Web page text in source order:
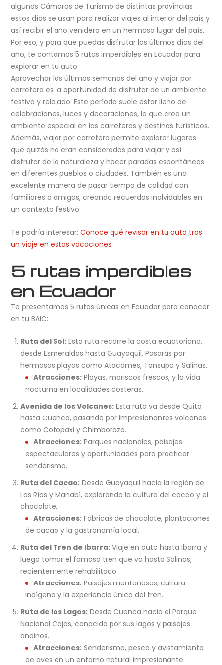
algunas Cámaras de Turismo de distintas provincias
estos días se usan para realizar viajes al interior del país y
así recibir el año venidero en un hermoso lugar del país.
Por eso, y para que puedas disfrutar los últimos días del
año, te contamos 5 rutas imperdibles en Ecuador para
explorar en tu auto.
Aprovechar las últimas semanas del año y viajar por
carretera es la oportunidad de disfrutar de un ambiente
festivo y relajado. Este período suele estar lleno de
celebraciones, luces y decoraciones, lo que crea un
ambiente especial en las carreteras y destinos turísticos.
Además, viajar por carretera permite explorar lugares
que quizás no eran considerados para viajar y así
disfrutar de la naturaleza y hacer paradas espontáneas
en diferentes pueblos o ciudades. También es una
excelente manera de pasar tiempo de calidad con
familiares o amigos, creando recuerdos inolvidables en
un contexto festivo.
Te podría interesar:Conoce qué revisar en tu auto tras
un viaje en estas vacaciones.
5 rutas imperdibles
en Ecuador
Te presentamos 5 rutas únicas en Ecuador para conocer
en tu BAIC:
Ruta del Sol:Esta ruta recorre la costa ecuatoriana,
desde Esmeraldas hasta Guayaquil. Pasarás por
hermosas playas como Atacames, Tonsupa y Salinas.
Atracciones:Playas, mariscos frescos, y la vida
nocturna en localidades costeras.
Avenida de los Volcanes:Esta ruta va desde Quito
hasta Cuenca, pasando por impresionantes volcanes
como Cotopaxi y Chimborazo.
Atracciones:Parques nacionales, paisajes
espectaculares y oportunidades para practicar
senderismo.
Ruta del Cacao:Desde Guayaquil hacia la región de
Los Ríos y Manabí, explorando la cultura del cacao y el
chocolate.
Atracciones:Fábricas de chocolate, plantaciones
de cacao y la gastronomía local.
Ruta del Tren de Ibarra:Viaje en auto hasta Ibarra y
luego tomar el famoso tren que va hasta Salinas,
recientemente rehabilitado.
Atracciones:Paisajes montañosos, cultura
indígena y la experiencia única del tren.
Ruta de los Lagos:Desde Cuenca hacia el Parque
Nacional Cajas, conocido por sus lagos y paisajes
andinos.
Atracciones:Senderismo, pesca y avistamiento
de aves en un entorno natural impresionante.